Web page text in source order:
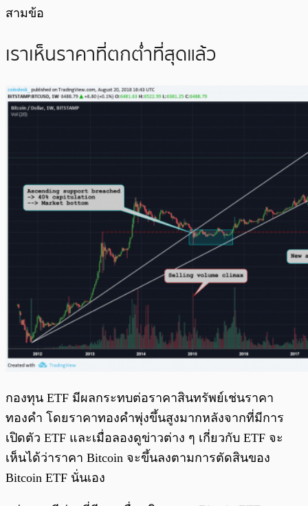
สามข้อ
เราเห็นราคาที่ตกต่ำที่สุดแล้ว
กองทุน ETF มีผลกระทบต่อราคาสินทรัพย์เช่นราคา
ทองคำ โดยราคาทองคำพุ่งขึ้นสูงมากหลังจากที่มีการ
เปิดตัว ETF และเมื่อลองดูข่าวต่าง ๆ เกี่ยวกับ ETF จะ
เห็นได้ว่าราคา Bitcoin จะขึ้นลงตามการตัดสินของ
Bitcoin ETF นั่นเอง